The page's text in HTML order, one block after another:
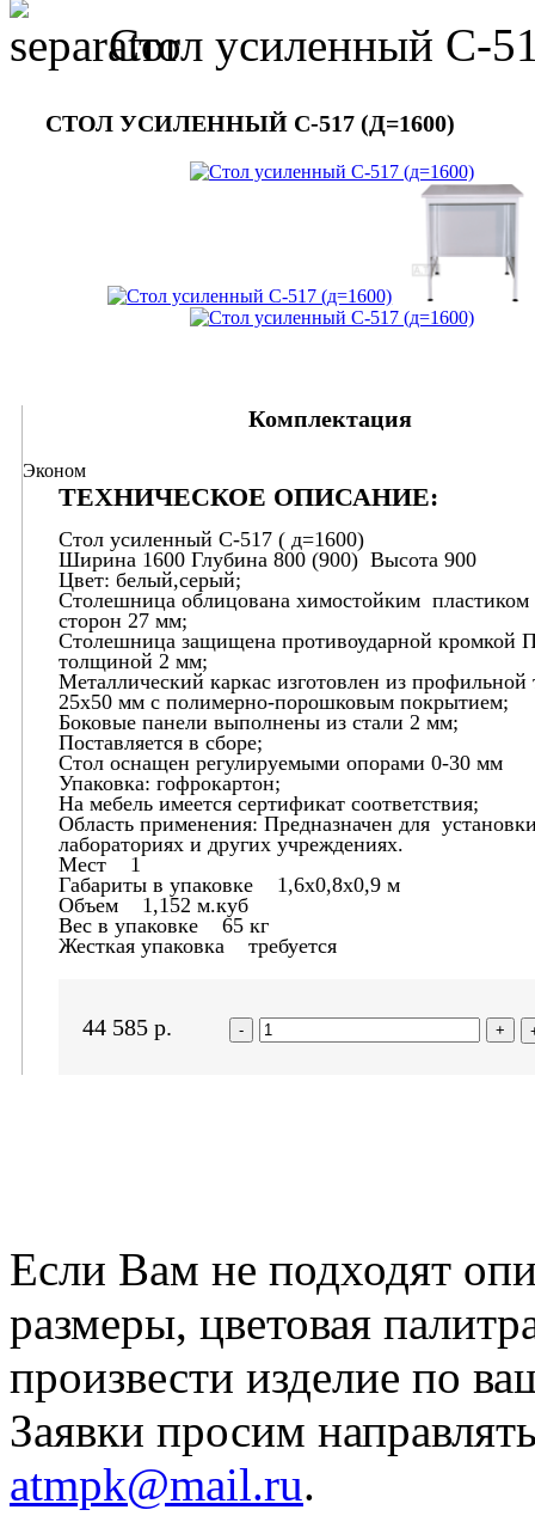
Стол усиленный С-
СТОЛ УСИЛЕННЫЙ С-517 (Д=1600)
Комплектация
Эконом
ТЕХНИЧЕСКОЕ ОПИСАНИЕ:
Стол усиленный С-517 ( д=1600)
Ширина 1600 Глубина 800 (900) Высота 900
Цвет: белый,серый;
Столешница облицована химостойким пластиком
сторон 27 мм;
Столешница защищена противоударной кромкой
толщиной 2 мм;
Металлический каркас изготовлен из профильной
25х50 мм с полимерно-порошковым покрытием;
Боковые панели выполнены из стали 2 мм;
Поставляется в сборе;
Стол оснащен регулируемыми опорами 0-30 мм
Упаковка: гофрокартон;
На мебель имеется сертификат соответствия;
Область применения: Предназначен для
лабораториях и других учреждениях.
Мест 1
Габариты в упаковке 1,6х0,8х0,9 м
Объем 1,152 м.куб
Вес в упаковке 65 кг
Жесткая упаковка требуется
44 585 р. - +
Если Вам не подходят
размеры, цветовая
произвести изделие по
Заявки просим
atmpk@mail.ru.